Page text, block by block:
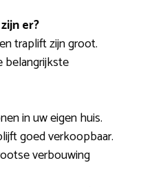
er?
traplift zijn groot.
belangrijkste
in uw eigen huis.
goed verkoopbaar.
verbouwing